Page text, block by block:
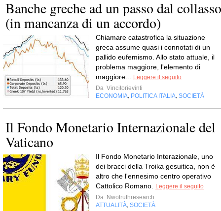
Banche greche ad un passo dal collasso
(in mancanza di un accordo)
Chiamare catastrofica la situazione
greca assume quasi i connotati di un
pallido eufemismo. Allo stato attuale, il
problema maggiore, l'elemento di
maggiore...
Leggere il seguito
Da Vincitorievinti
ECONOMIA POLITICA ITALIA SOCIETÀ
Il Fondo Monetario Internazionale del
Vaticano
Il Fondo Monetario Interazionale, uno
dei bracci della Troika gesuitica, non è
altro che l'ennesimo centro operativo
Cattolico Romano.
Leggere il seguito
Da Nwotruthresearch
ATTUALITÀ SOCIETÀ